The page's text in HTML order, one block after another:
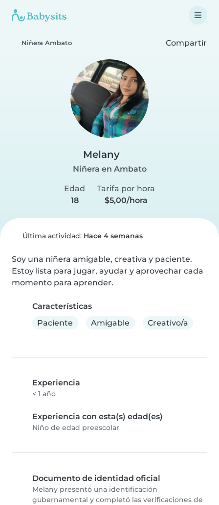
Niñera Ambato Compartir
Melany
Niñera en Ambato
Edad
18
Tarifa por hora
$5,00/hora
Última actividad: Hace 4 semanas
Soy una niñera amigable, creativa y paciente.
Estoy lista para jugar, ayudar y aprovechar cada
momento para aprender.
Características
Paciente
Amigable Creativo/a
Experiencia
< 1 año
Experiencia con esta(s) edad(es)
Niño de edad preescolar
Documento de identidad oficial
Melany presentó una identificación
gubernamental y completó las verificaciones de